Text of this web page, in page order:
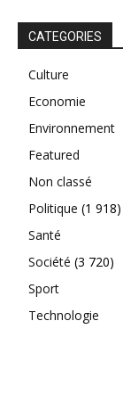
CATEGORIES
Culture
Economie
Environnement
Featured
Non classé
Politique (1 918)
Santé
Société (3 720)
Sport
Technologie